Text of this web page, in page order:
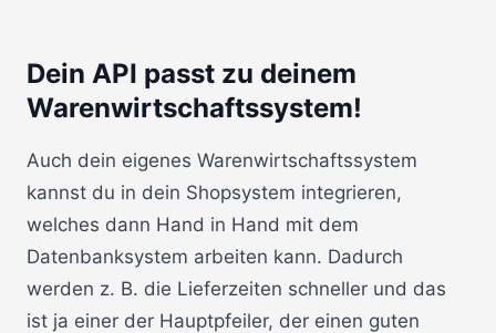
Dein API passt zu deinem
Warenwirtschaftssystem!
Auch dein eigenes Warenwirtschaftssystem
kannst du in dein Shopsystem integrieren,
welches dann Hand in Hand mit dem
Datenbanksystem arbeiten kann. Dadurch
werden z. B. die Lieferzeiten schneller und das
ist ja einer der Hauptpfeiler, der einen guten